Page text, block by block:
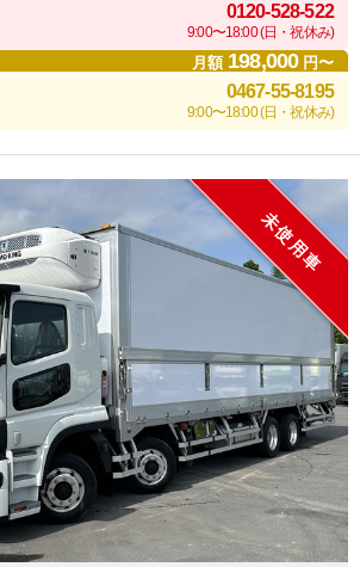
0120-528-522
9:00〜18:00 (日・祝休み)
月額 198,000円〜
0467-55-8195
9:00〜18:00 (日・祝休み)
未使用車